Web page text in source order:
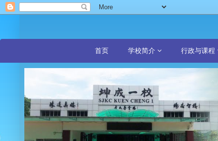
首页 学校简介 行政与课程